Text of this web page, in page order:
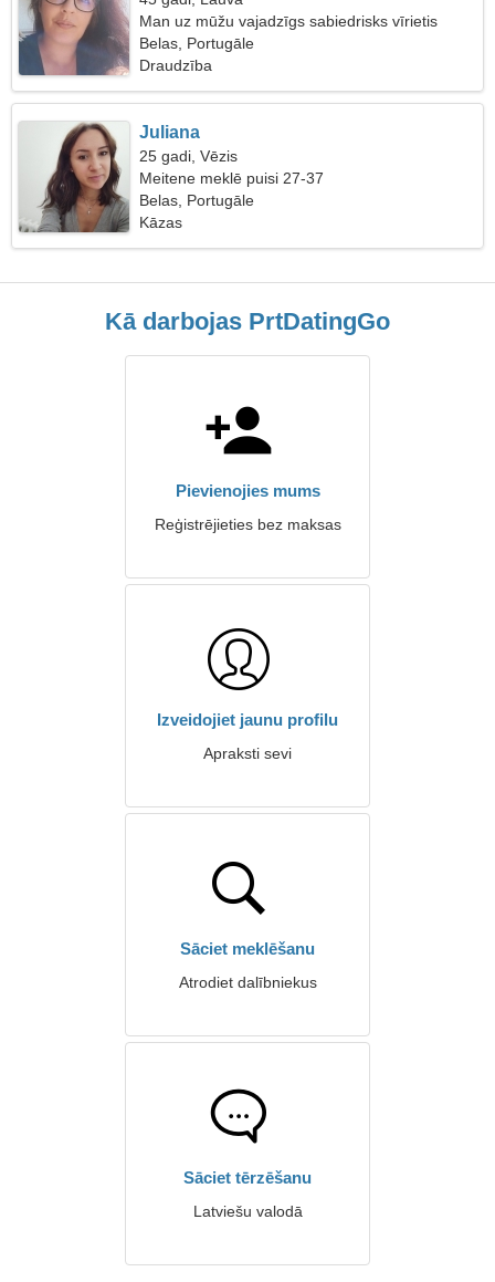
Man uz mūžu vajadzīgs sabiedrisks vīrietis
Belas, Portugāle
Draudzība
Juliana
25 gadi, Vēzis
Meitene meklē puisi 27-37
Belas, Portugāle
Kāzas
Kā darbojas PrtDatingGo
Pievienojies mums
Reģistrējieties bez maksas
Izveidojiet jaunu profilu
Apraksti sevi
Sāciet meklēšanu
Atrodiet dalībniekus
Sāciet tērzēšanu
Latviešu valodā